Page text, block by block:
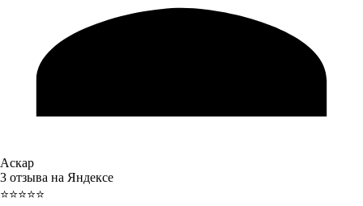
Аскар
3 отзыва на Яндексе
⭐⭐⭐⭐⭐